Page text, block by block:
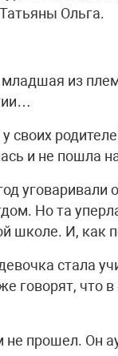
Ольга.
из
своих
и не пошла
Но та
школе. И, как
стала
говорят, что
прошел. Он